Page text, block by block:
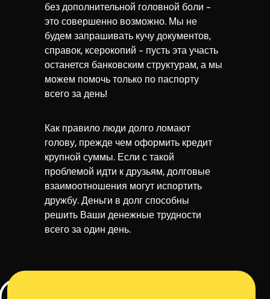
Как правило люди долго ломают
голову, прежде чем оформить кредит
крупной суммы. Если с такой
проблемой идти к друзьям, долговые
взаимоотношения могут испортить
дружбу. Деньги в долг способны
решить Ваши денежные трудности
всего за один день.
без дополнительной головной боли -
это совершенно возможно. Мы не
будем запрашивать кучу документов,
справок, ксерокопий - пусть эта участь
останется банковским структурам, а мы
можем помочь только по паспорту
всего за день!